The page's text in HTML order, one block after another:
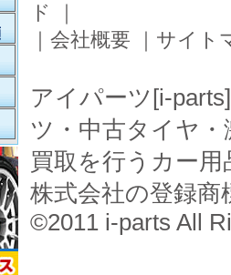
ド
｜
｜ 会社概要 ｜ サイト
アイパーツ[i-
ツ・中古タイヤ
買取を行うカー
株式会社の登録商
©2011 i-parts All